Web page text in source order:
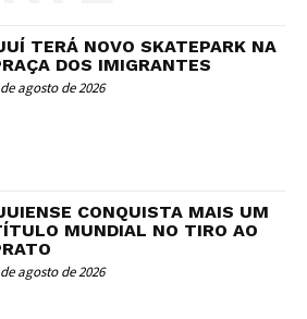
TERÁ NOVO SKATEPARK NA
DOS IMIGRANTES
agosto de 2026
CONQUISTA MAIS UM
MUNDIAL NO TIRO AO
agosto de 2026